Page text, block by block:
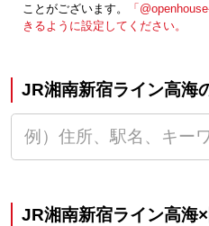
ことがございます。
「
きるように設定してください。
JR湘南新宿ライン高海
JR湘南新宿ライン高海